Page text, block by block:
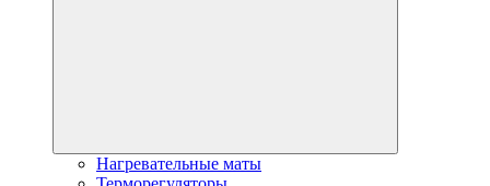
Нагревательные маты